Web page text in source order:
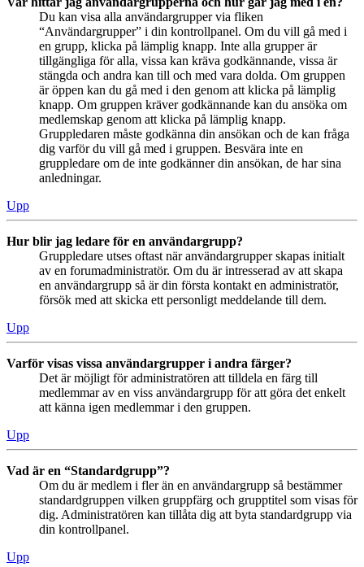
Du kan visa alla användargrupper via fliken
“Användargrupper” i din kontrollpanel. Om du vill gå med i
en grupp, klicka på lämplig knapp. Inte alla grupper är
tillgängliga för alla, vissa kan kräva godkännande, vissa är
stängda och andra kan till och med vara dolda. Om gruppen
är öppen kan du gå med i den genom att klicka på lämplig
knapp. Om gruppen kräver godkännande kan du ansöka om
medlemskap genom att klicka på lämplig knapp.
Gruppledaren måste godkänna din ansökan och de kan fråga
dig varför du vill gå med i gruppen. Besvära inte en
gruppledare om de inte godkänner din ansökan, de har sina
anledningar.
Upp
Hur blir jag ledare för en användargrupp?
Gruppledare utses oftast när användargrupper skapas initialt
av en forumadministratör. Om du är intresserad av att skapa
en användargrupp så är din första kontakt en administratör,
försök med att skicka ett personligt meddelande till dem.
Upp
Varför visas vissa användargrupper i andra färger?
Det är möjligt för administratören att tilldela en färg till
medlemmar av en viss användargrupp för att göra det enkelt
att känna igen medlemmar i den gruppen.
Upp
Vad är en “Standardgrupp”?
Om du är medlem i fler än en användargrupp så bestämmer
standardgruppen vilken gruppfärg och grupptitel som visas för
dig. Administratören kan tillåta dig att byta standardgrupp via
din kontrollpanel.
Upp